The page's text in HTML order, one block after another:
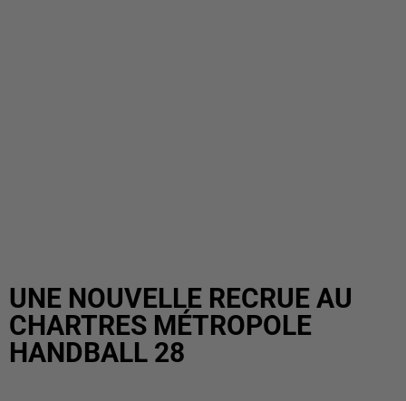
UNE NOUVELLE RECRUE AU
CHARTRES MÉTROPOLE
HANDBALL 28